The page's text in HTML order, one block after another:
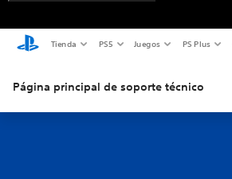
Tienda PS5 Juegos PS Plus
Página principal de soporte técnico